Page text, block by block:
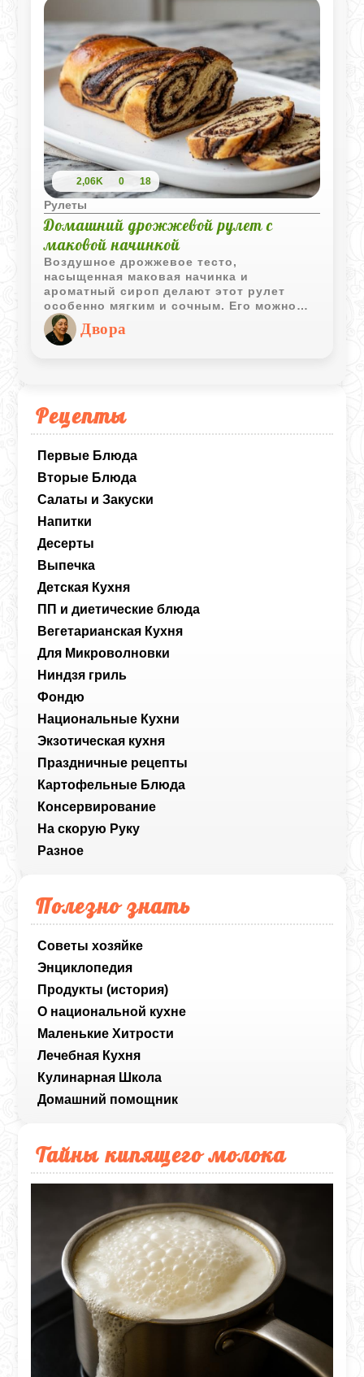
Рецепты
Первые Блюда
Вторые Блюда
Салаты и Закуски
Напитки
Десерты
Выпечка
Детская Кухня
ПП и диетические блюда
Вегетарианская Кухня
Для Микроволновки
Ниндзя гриль
Фондю
Национальные Кухни
Экзотическая кухня
Праздничные рецепты
Картофельные Блюда
Консервирование
На скорую Руку
Разное
Полезно знать
Советы хозяйке
Энциклопедия
Продукты (история)
О национальной кухне
Маленькие Хитрости
Лечебная Кухня
Кулинарная Школа
Домашний помощник
Тайны кипящего молока
2,06K 0 18
Рулеты
Домашний дрожжевой рулет с
маковой начинкой
Воздушное дрожжевое тесто,
насыщенная маковая начинка и
ароматный сироп делают этот рулет
особенно мягким и сочным. Его можно
приготовить к семейному чаепитию,
праздничному столу или просто для
уютного домашнего вечера.
Двора